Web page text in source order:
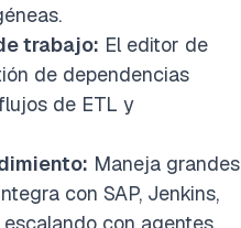
trabajo: El editor de
de dependencias
de ETL y
Maneja grandes
con SAP, Jenkins,
con agentes